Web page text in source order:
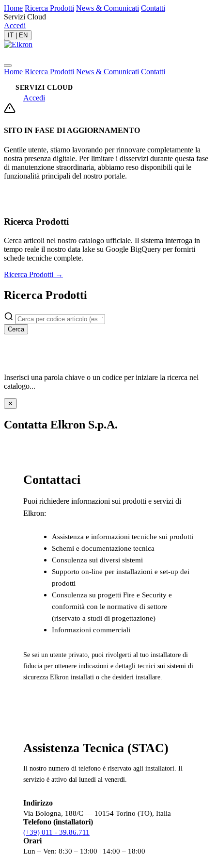
Home Ricerca Prodotti News & Comunicati Contatti
Servizi Cloud
Accedi
IT EN
Home Ricerca Prodotti News & Comunicati Contatti
SERVIZI CLOUD
Accedi
SITO IN FASE DI AGGIORNAMENTO
Gentile utente, stiamo lavorando per rinnovare completamente la
nostra presenza digitale. Per limitare i disservizi durante questa fase
di manutenzione straordinaria, abbiamo reso disponibili qui le
funzionalità principali del nostro portale.
Ricerca Prodotti
Cerca articoli nel nostro catalogo ufficiale. Il sistema interroga in
tempo reale il nostro data lake su Google BigQuery per fornirti
schede tecniche complete.
Ricerca Prodotti →
Ricerca Prodotti
Cerca
Inserisci una parola chiave o un codice per iniziare la ricerca nel
catalogo...
✕
Contatta Elkron S.p.A.
Contattaci
Puoi richiedere informazioni sui prodotti e servizi di
Elkron:
Assistenza e informazioni tecniche sui prodotti
Schemi e documentazione tecnica
Consulenza sui diversi sistemi
Supporto on-line per installazioni e set-up dei
prodotti
Consulenza su progetti Fire e Security e
conformità con le normative di settore
(riservato a studi di progettazione)
Informazioni commerciali
Se sei un utente privato, puoi rivolgerti al tuo installatore di
fiducia per ottenere indicazioni e dettagli tecnici sui sistemi di
sicurezza Elkron installati o che desideri installare.
Assistenza Tecnica (STAC)
Il nostro numero di telefono è riservato agli installatori. Il
servizio è attivo dal lunedì al venerdì.
Indirizzo
Via Bologna, 188/C — 10154 Torino (TO), Italia
Telefono (installatori)
(+39) 011 - 39.86.711
Orari
Lun – Ven: 8:30 – 13:00 | 14:00 – 18:00